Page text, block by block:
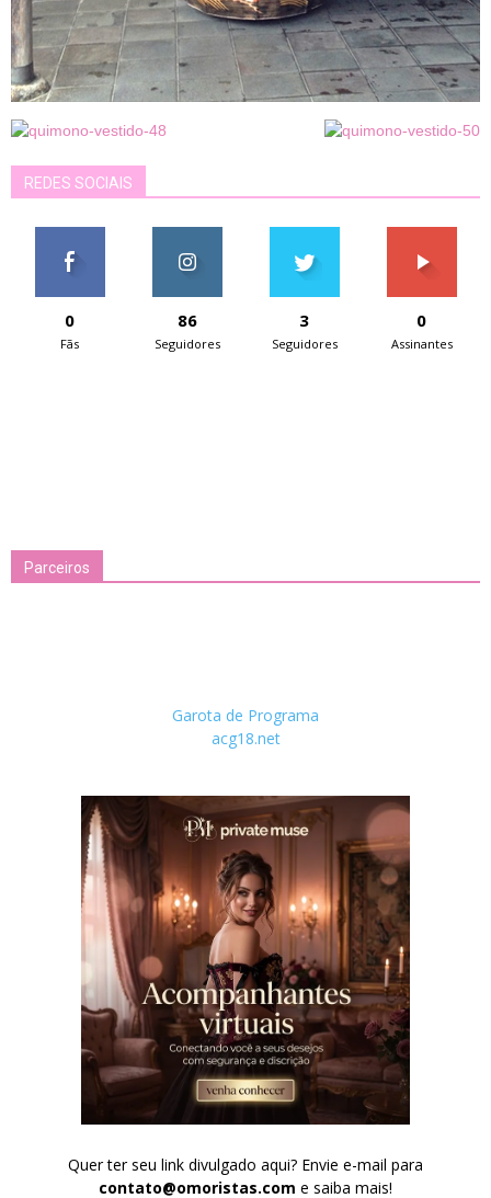
REDES SOCIAIS
0
Fãs
86
Seguidores
3
Seguidores
0
Assinantes
Parceiros
Garota de Programa
acg18.net
Quer ter seu link divulgado aqui? Envie e-mail para
contato@omoristas.com e saiba mais!